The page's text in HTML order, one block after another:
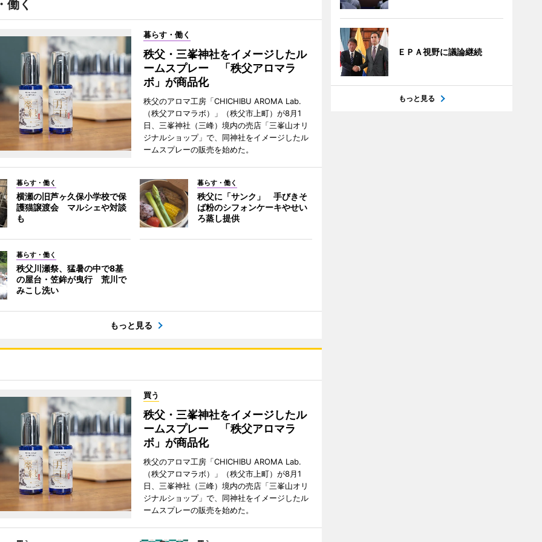
働く
暮らす・働く
秩父・三峯神社をイメージしたル
ームスプレー 「秩父アロマラ
ボ」が商品化
秩父のアロマ工房「CHICHIBU AROMA Lab.
（秩父アロマラボ）」（秩父市上町）が8月1
日、三峯神社（三峰）境内の売店「三峯山オリ
ジナルショップ」で、同神社をイメージしたル
ームスプレーの販売を始めた。
暮らす・働く
横瀬の旧芦ヶ久保小学校で保
護猫譲渡会 マルシェや対談
も
暮らす・働く
秩父に「サンク」 手びきそ
ば粉のシフォンケーキやせい
ろ蒸し提供
暮らす・働く
秩父川瀬祭、猛暑の中で8基
の屋台・笠鉾が曳行 荒川で
みこし洗い
もっと見る
買う
秩父・三峯神社をイメージしたル
ームスプレー 「秩父アロマラ
ボ」が商品化
秩父のアロマ工房「CHICHIBU AROMA Lab.
（秩父アロマラボ）」（秩父市上町）が8月1
日、三峯神社（三峰）境内の売店「三峯山オリ
ジナルショップ」で、同神社をイメージしたル
ームスプレーの販売を始めた。
ＥＰＡ視野に議論継続
もっと見る